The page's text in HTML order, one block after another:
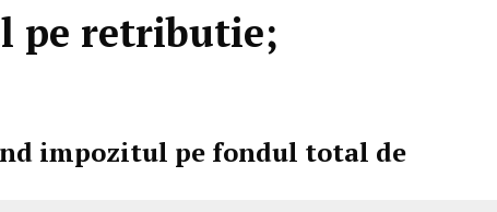
pe retributie;
impozitul pe fondul total de